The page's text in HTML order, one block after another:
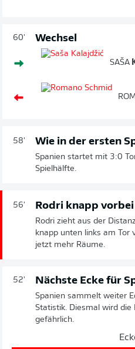
60' Wechsel
SAŠA
58' Wie in der ersten
Spanien startet mit 3:0
Spielhälfte.
56' Rodri knapp vorbei
Rodri zieht aus der
knapp unten links am Tor
jetzt mehr Räume.
52' Nächste Ecke für
Spanien sammelt weiter
Statistik. Diesmal wird die
gefährlich.